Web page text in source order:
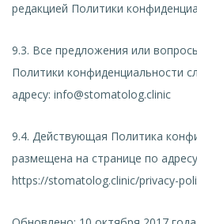
редакцией Политики
9.3. Все предложения или
Политики конфиденциальности
адресу: info@stomatolog.clinic
9.4. Действующая Политика
размещена на странице по адресу
https://stomatolog.clinic/privacy-